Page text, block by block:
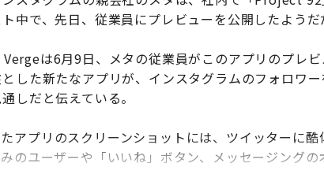
中で、先日、従業員にプレビューを公開したようだ
は6月9日、メタの従業員がこのアプリのプレ
した新たなアプリが、インスタグラムのフォロワ
しだと伝えている。
アプリのスクリーンショットには、ツイッターに
のユーザーや「いいね」ボタン、メッセージングの